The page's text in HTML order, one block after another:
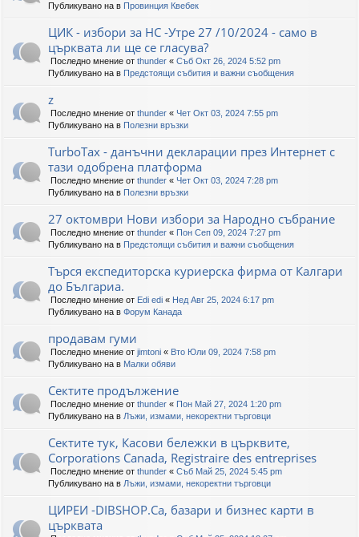
Публикувано на в Провинция Квебек
ЦИК - избори за НС -Утре 27 /10/2024 - само в
църквата ли ще се гласува?
Последно мнение от thunder « Съб Окт 26, 2024 5:52 pm
Публикувано на в Предстоящи събития и важни съобщения
z
Последно мнение от thunder « Чет Окт 03, 2024 7:55 pm
Публикувано на в Полезни връзки
TurboTax - данъчни декларации през Интернет с
тази одобрена платформа
Последно мнение от thunder « Чет Окт 03, 2024 7:28 pm
Публикувано на в Полезни връзки
27 октомври Нови избори за Народно събрание
Последно мнение от thunder « Пон Сеп 09, 2024 7:27 pm
Публикувано на в Предстоящи събития и важни съобщения
Търся експедиторска куриерска фирма от Калгари
до Българиа.
Последно мнение от Edi edi « Нед Авг 25, 2024 6:17 pm
Публикувано на в Форум Канада
продавам гуми
Последно мнение от jimtoni « Вто Юли 09, 2024 7:58 pm
Публикувано на в Малки обяви
Сектите продължение
Последно мнение от thunder « Пон Май 27, 2024 1:20 pm
Публикувано на в Лъжи, измами, некоректни търговци
Сектите тук, Касови бележки в църквите,
Corporations Canada, Registraire des entreprises
Последно мнение от thunder « Съб Май 25, 2024 5:45 pm
Публикувано на в Лъжи, измами, некоректни търговци
ЦИРЕИ -DIBSHOP.Ca, базари и бизнес карти в
църквата